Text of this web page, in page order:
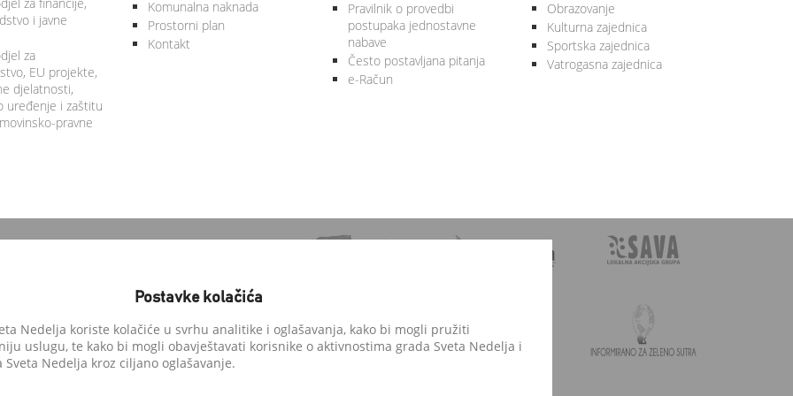
i javne
za
EU projekte,
djelatnosti,
uređenje i zaštitu
pravne
Komunalna naknada
Prostorni plan
Kontakt
Pravilnik o provedbi
postupaka jednostavne
nabave
Često postavljana pitanja
e-Račun
Obrazovanje
Kulturna zajednica
Sportska zajednica
Vatrogasna zajednica
Postavke kolačića
Nedelja koriste kolačiće u svrhu analitike i oglašavanja, kako bi mogli pružiti
uslugu, te kako bi mogli obavještavati korisnike o aktivnostima grada Sveta Nedelja i
Nedelja kroz ciljano oglašavanje.